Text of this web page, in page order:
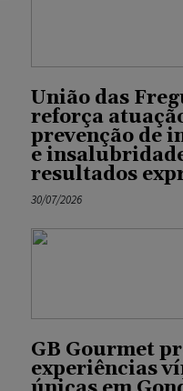
União das
reforça
prevenção de
e
resultados
30/07/2026
GB Gourmet
experiências